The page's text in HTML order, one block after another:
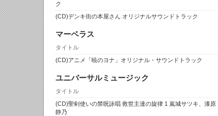
ク
(CD)デンキ街の本屋さん オリジナルサウンドトラック
マーベラス
タイトル
(CD)アニメ「暁のヨナ」オリジナル・サウンドトラック
ユニバーサルミュージック
タイトル
(CD)聖剣使いの禁呪詠唱 救世主達の旋律 1 嵐城サツキ、漆原
静乃